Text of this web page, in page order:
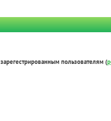
пользователям (